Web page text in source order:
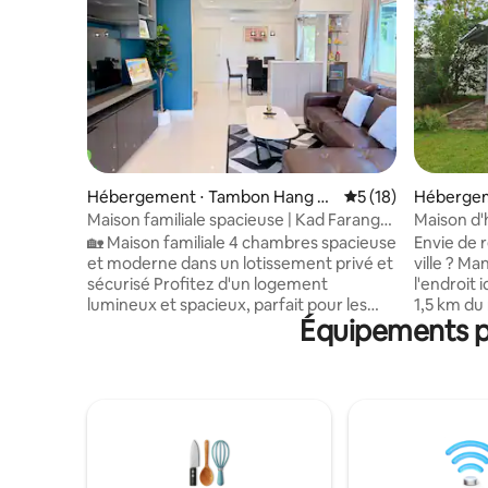
Hébergement ⋅ Tambon Hang D
ong
Évaluation
5 (18)
Maison familiale spacieuse | Kad Farang
Hang Dong
🏡 Maison familiale 4 chambres spacieuse
et moderne dans un lotissement privé et
sécurisé Profitez d'un logement
lumineux et spacieux, parfait pour les
suffisamment d'espace pour vous
de Starbucks, et à seulement 15 minutes
de l'aéroport. Points forts : ✅ 4 chambres
Maison
Maison
Envie de
ville ?
l'endroit
1,5 km
pouvez
ramener
piscine
pour
Équipements